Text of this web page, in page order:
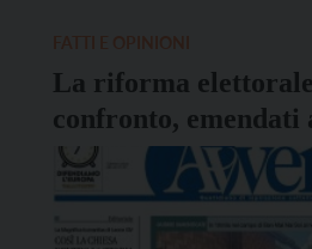
La riforma
confronto, emendati
passaggi